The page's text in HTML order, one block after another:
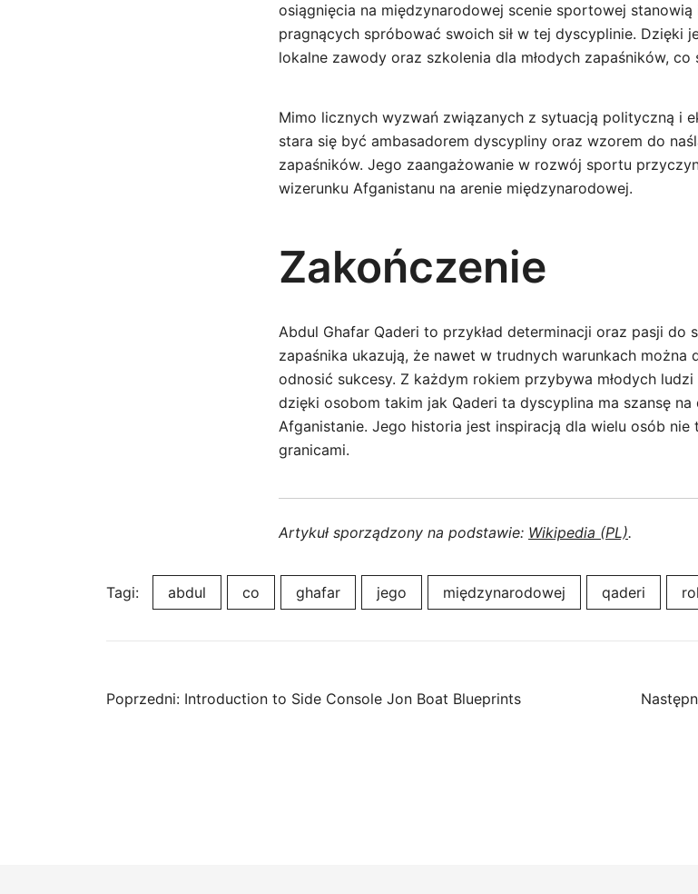
osiągnięcia na międzynarodowej scenie sportowej stanowią
pragnących spróbować swoich sił w tej dyscyplinie. Dzięki
lokalne zawody oraz szkolenia dla młodych zapaśników,
Mimo licznych wyzwań związanych z sytuacją polityczną i
stara się być ambasadorem dyscypliny oraz wzorem do
zapaśników. Jego zaangażowanie w rozwój sportu
wizerunku Afganistanu na arenie międzynarodowej.
Zakończenie
Abdul Ghafar Qaderi to przykład determinacji oraz pasji do
zapaśnika ukazują, że nawet w trudnych warunkach
odnosić sukcesy. Z każdym rokiem przybywa młodych
dzięki osobom takim jak Qaderi ta dyscyplina ma szansę
Afganistanie. Jego historia jest inspiracją dla wielu osób
granicami.
Artykuł sporządzony na podstawie: Wikipedia (PL).
Tagi: abdul co ghafar jego międzynarodowej qaderi
Nawigacja
Poprzedni: Introduction to Side Console Jon Boat Blueprints